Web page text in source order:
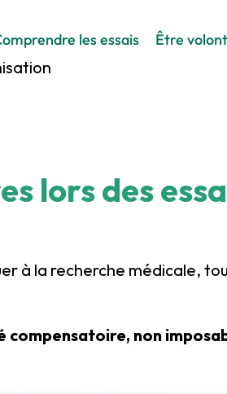
les essais Être
lors des
à la recherche médicale,
compensatoire, non